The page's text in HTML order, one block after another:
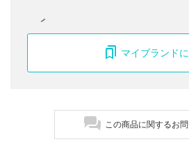
マイブランド
この商品に関するお